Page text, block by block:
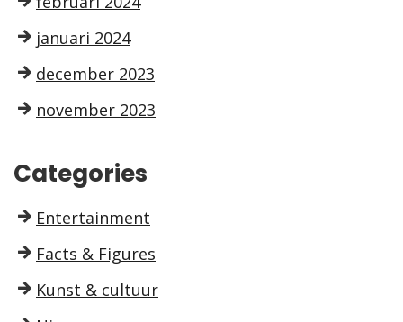
januari 2024
december 2023
november 2023
Categories
Entertainment
Facts & Figures
Kunst & cultuur